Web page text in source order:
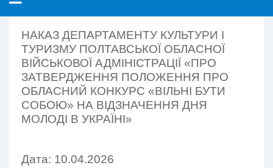
НАКАЗ ДЕПАРТАМЕНТУ КУЛЬТУРИ І
ТУРИЗМУ ПОЛТАВСЬКОЇ ОБЛАСНОЇ
ВІЙСЬКОВОЇ АДМІНІСТРАЦІЇ «ПРО
ЗАТВЕРДЖЕННЯ ПОЛОЖЕННЯ ПРО
ОБЛАСНИЙ КОНКУРС «ВІЛЬНІ БУТИ
СОБОЮ» НА ВІДЗНАЧЕННЯ ДНЯ
МОЛОДІ В УКРАЇНІ»
Дата: 10.04.2026